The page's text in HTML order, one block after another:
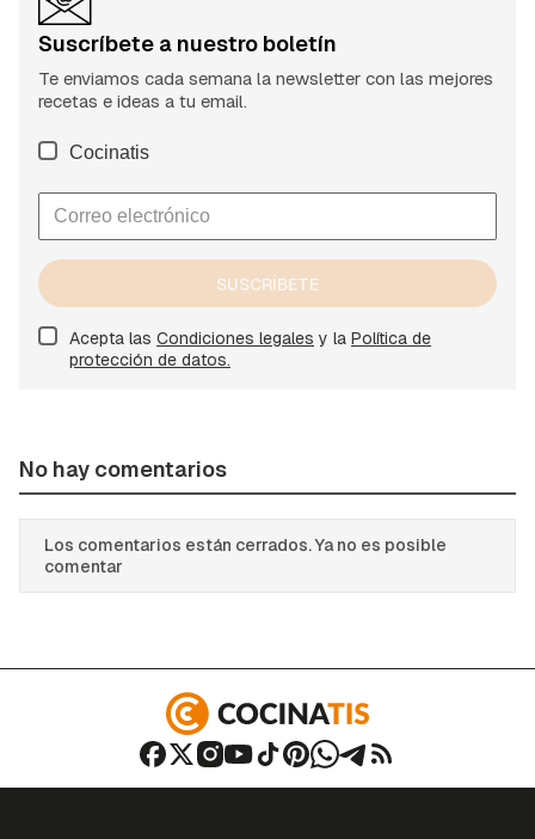
Suscríbete a nuestro boletín
Te enviamos cada semana la newsletter con las mejores
recetas e ideas a tu email.
Cocinatis
SUSCRÍBETE
Acepta las Condiciones legales y la Política de
protección de datos.
No hay comentarios
Los comentarios están cerrados. Ya no es posible
comentar